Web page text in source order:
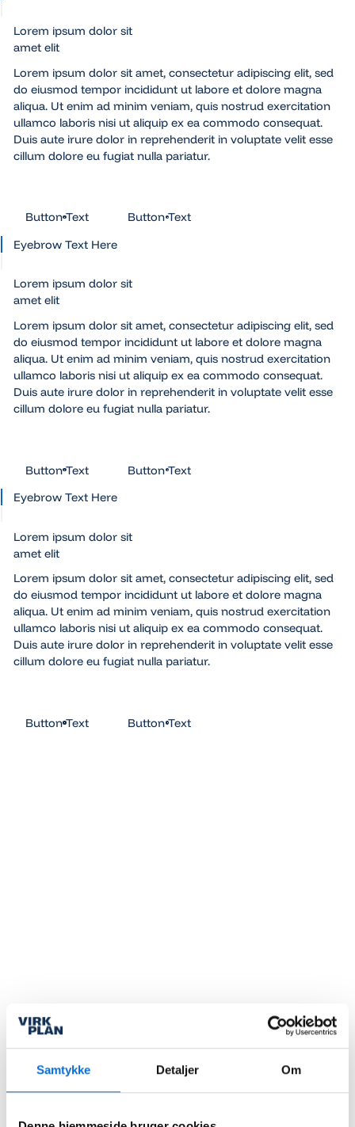
Samtykke Detaljer Om
Lorem ipsum dolor sit
amet elit
Lorem ipsum dolor sit amet, consectetur adipiscing elit, sed
do eiusmod tempor incididunt ut labore et dolore magna
aliqua. Ut enim ad minim veniam, quis nostrud exercitation
ullamco laboris nisi ut aliquip ex ea commodo consequat.
Duis aute irure dolor in reprehenderit in voluptate velit esse
cillum dolore eu fugiat nulla pariatur.
Button Text
Button Text
Button Text
Button Text
Eyebrow Text Here
Lorem ipsum dolor sit
amet elit
Lorem ipsum dolor sit amet, consectetur adipiscing elit, sed
do eiusmod tempor incididunt ut labore et dolore magna
aliqua. Ut enim ad minim veniam, quis nostrud exercitation
ullamco laboris nisi ut aliquip ex ea commodo consequat.
Duis aute irure dolor in reprehenderit in voluptate velit esse
cillum dolore eu fugiat nulla pariatur.
Button Text
Button Text
Button Text
Button Text
Eyebrow Text Here
Lorem ipsum dolor sit
amet elit
Lorem ipsum dolor sit amet, consectetur adipiscing elit, sed
do eiusmod tempor incididunt ut labore et dolore magna
aliqua. Ut enim ad minim veniam, quis nostrud exercitation
ullamco laboris nisi ut aliquip ex ea commodo consequat.
Duis aute irure dolor in reprehenderit in voluptate velit esse
cillum dolore eu fugiat nulla pariatur.
Button Text
Button Text
Button Text
Button Text
Lorem
Lorem